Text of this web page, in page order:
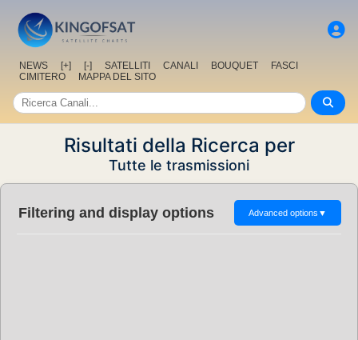
NEWS [+] [-] SATELLITI CANALI BOUQUET
FASCI
CIMITERO
MAPPA DEL SITO
Risultati della Ricerca per
Tutte le trasmissioni
Filtering and display options Advanced options ▼